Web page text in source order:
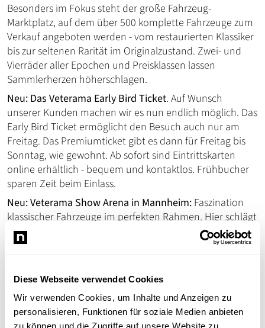
Diese Webseite verwendet Cookies
Wir verwenden Cookies, um Inhalte und Anzeigen zu
personalisieren, Funktionen für soziale Medien anbieten
zu können und die Zugriffe auf unsere Website zu
Besonders im Fokus steht der große Fahrzeug-
Marktplatz, auf dem über 500 komplette Fahrzeuge zum
Verkauf angeboten werden - vom restaurierten Klassiker
bis zur seltenen Rarität im Originalzustand. Zwei- und
Vierräder aller Epochen und Preisklassen lassen
Sammlerherzen höherschlagen.
Neu: Das Veterama Early Bird Ticket. Auf Wunsch
unserer Kunden machen wir es nun endlich möglich. Das
Early Bird Ticket ermöglicht den Besuch auch nur am
Freitag. Das Premiumticket gibt es dann für Freitag bis
Sonntag, wie gewohnt. Ab sofort sind Eintrittskarten
online erhältlich - bequem und kontaktlos. Frühbucher
sparen Zeit beim Einlass.
Neu: Veterama Show Arena in Mannheim: Faszination
klassischer Fahrzeuge im perfekten Rahmen. Hier schlägt
das Old- und Youngtimer Herz. Die Plätze können ab
sofort gesichert werden. Der Stellplatz ist sogar
Für jeden etwas dabei...
Ob Schrauber auf der Suche nach seltenen Ersatzteilen,
Sammler seltener Marken oder einfach nur Fans
automobiler Geschichte: Die Veterama ist der Treffpunkt